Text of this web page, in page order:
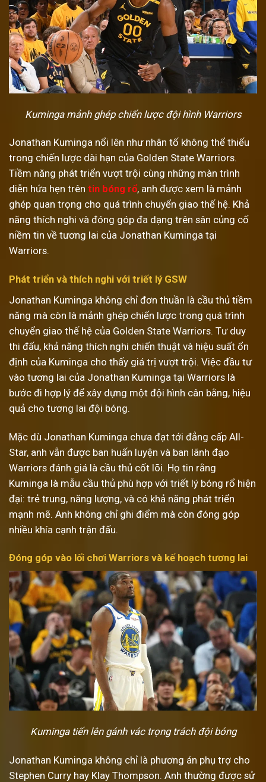
Kuminga mảnh ghép chiến lược đội hình Warriors
Jonathan Kuminga nổi lên như nhân tố không thể thiếu
trong chiến lược dài hạn của Golden State Warriors.
Tiềm năng phát triển vượt trội cùng những màn trình
diễn hứa hẹn trên tin bóng rổ, anh được xem là mảnh
ghép quan trọng cho quá trình chuyển giao thế hệ. Khả
năng thích nghi và đóng góp đa dạng trên sân củng cố
niềm tin về tương lai của Jonathan Kuminga tại
Warriors.
Phát triển và thích nghi với triết lý GSW
Jonathan Kuminga không chỉ đơn thuần là cầu thủ tiềm
năng mà còn là mảnh ghép chiến lược trong quá trình
chuyển giao thế hệ của Golden State Warriors. Tư duy
thi đấu, khả năng thích nghi chiến thuật và hiệu suất ổn
định của Kuminga cho thấy giá trị vượt trội. Việc đầu tư
vào tương lai của Jonathan Kuminga tại Warriors là
bước đi hợp lý để xây dựng một đội hình cân bằng, hiệu
quả cho tương lai đội bóng.
Mặc dù Jonathan Kuminga chưa đạt tới đẳng cấp All-
Star, anh vẫn được ban huấn luyện và ban lãnh đạo
Warriors đánh giá là cầu thủ cốt lõi. Họ tin rằng
Kuminga là mẫu cầu thủ phù hợp với triết lý bóng rổ hiện
đại: trẻ trung, năng lượng, và có khả năng phát triển
mạnh mẽ. Anh không chỉ ghi điểm mà còn đóng góp
nhiều khía cạnh trận đấu.
Đóng góp vào lối chơi Warriors và kế hoạch tương lai
Kuminga tiến lên gánh vác trọng trách đội bóng
Jonathan Kuminga không chỉ là phương án phụ trợ cho
Stephen Curry hay Klay Thompson. Anh thường được sử